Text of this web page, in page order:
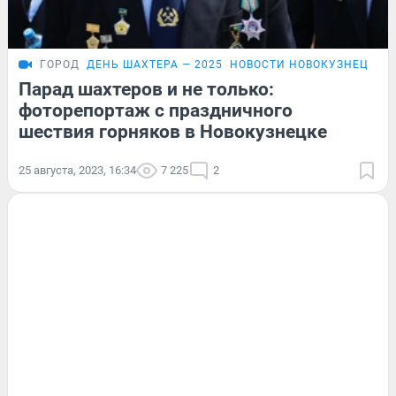
ГОРОД ДЕНЬ ШАХТЕРА — 2025 НОВОСТИ НОВОКУЗНЕЦКА
Парад шахтеров и не только:
фоторепортаж с праздничного
шествия горняков в Новокузнецке
25 августа, 2023, 16:34 7 225 2